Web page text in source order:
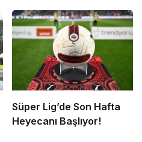
Süper Lig’de Son Hafta
Heyecanı Başlıyor!